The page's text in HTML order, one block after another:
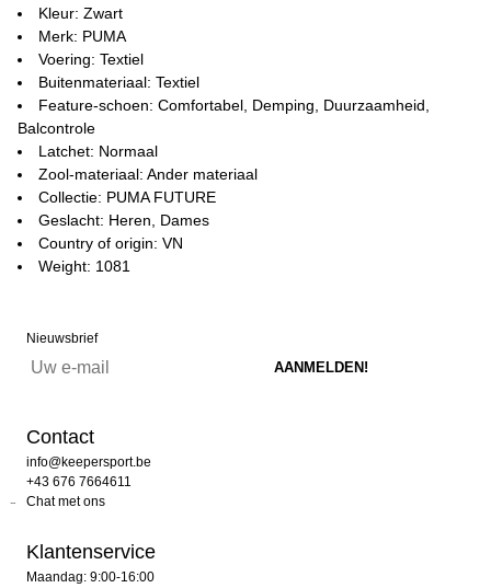
Kleur: Zwart
Merk: PUMA
Voering: Textiel
Buitenmateriaal: Textiel
Feature-schoen: Comfortabel, Demping, Duurzaamheid,
Balcontrole
Latchet: Normaal
Zool-materiaal: Ander materiaal
Collectie: PUMA FUTURE
Geslacht: Heren, Dames
Country of origin: VN
Weight: 1081
Nieuwsbrief
Contact
info@keepersport.be
+43 676 7664611
Chat met ons
Klantenservice
Maandag: 9:00-16:00